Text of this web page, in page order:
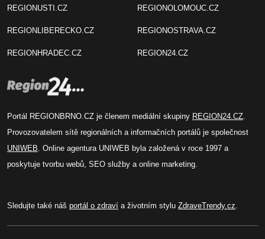
REGIONUSTI.CZ
REGIONLIBERECKO.CZ
REGIONHRADEC.CZ
REGIONOLOMOUC.CZ
REGIONOSTRAVA.CZ
REGION24.CZ
Portál REGIONBRNO.CZ je členem mediální skupiny REGION24.CZ
Provozovatelem sítě regionálních a informačních portálů je společnost
UNIWEB . Online agentura UNIWEB byla založená v roce 1997 a
poskytuje tvorbu webů, SEO služby a online marketing.
Sledujte také náš portál o zdraví a životním stylu ZdraveTrendy.cz